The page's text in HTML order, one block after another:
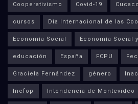
Cooperativismo Covid-19 Cucacc
cursos Día Internacional de las
Economía Social Economía Social
educación España FCPU
Graciela Fernández género
Inefop Intendencia de Montevideo